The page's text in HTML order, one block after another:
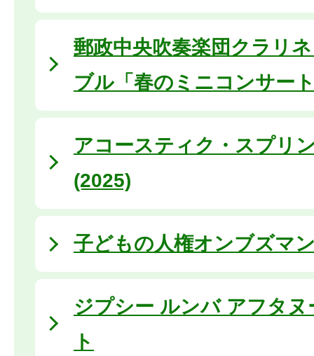
郵政中央吹奏楽団クラリ
ブル「春のミニコンサー
アコースティク・スプリ
(2025)
子どもの人権オンブズマ
ジプシー ルンバ アフタ
ト